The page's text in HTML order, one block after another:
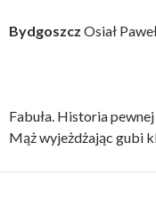
Bydgoszcz Osiał
Fabuła. Historia
Mąż wyjeżdżając gubi